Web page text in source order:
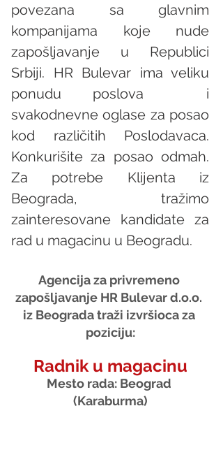
povezana sa glavnim
kompanijama koje nude
zapošljavanje u Republici
Srbiji. HR Bulevar ima veliku
ponudu poslova  i
svakodnevne oglase za posao
kod različitih Poslodavaca.
Konkurišite za posao odmah.
Za potrebe Klijenta iz
Beograda, tražimo
zainteresovane kandidate za
rad u magacinu u Beogradu.
Agencija za privremeno
zapošljavanje HR Bulevar d.o.o.
iz Beograda traži izvršioca za
poziciju:
Radnik u magacinu
Mesto rada: Beograd
(Karaburma)